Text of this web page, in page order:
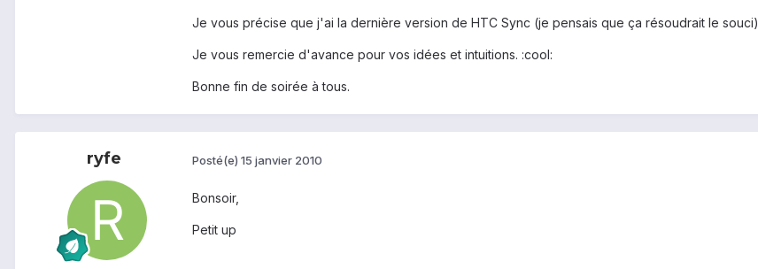
Je vous précise que j'ai la dernière version de HTC Sync (je pensais que ça résoudrait le souci)
Je vous remercie d'avance pour vos idées et intuitions. :cool:
Bonne fin de soirée à tous.
ryfe Posté(e) 15 janvier 2010
Bonsoir,
Petit up